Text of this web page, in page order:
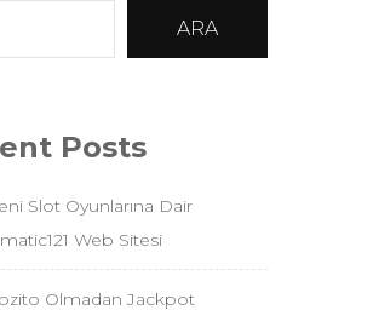
ARA
Posts
Slot Oyunlarına Dair
Web Sitesi
Olmadan Jackpot